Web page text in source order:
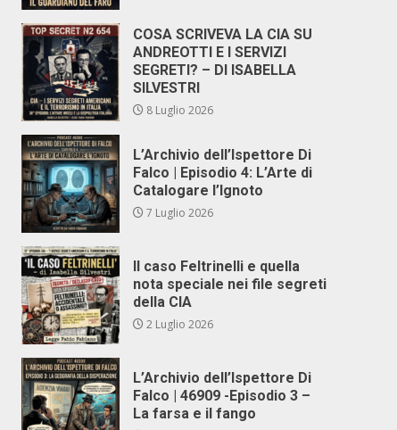
COSA SCRIVEVA LA CIA SU
ANDREOTTI E I SERVIZI
SEGRETI? – DI ISABELLA
SILVESTRI
8 Luglio 2026
L’Archivio dell’Ispettore Di
Falco | Episodio 4: L’Arte di
Catalogare l’Ignoto
7 Luglio 2026
Il caso Feltrinelli e quella
nota speciale nei file segreti
della CIA
2 Luglio 2026
L’Archivio dell’Ispettore Di
Falco | 46909 -Episodio 3 –
La farsa e il fango